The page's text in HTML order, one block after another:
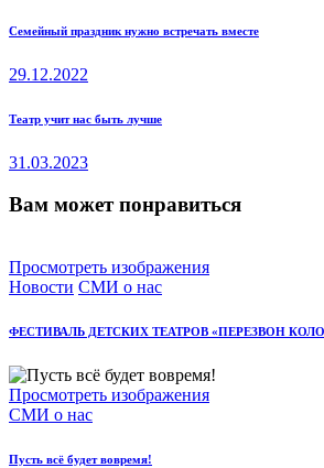
Навигация
по
пред.
Семейный праздник нужно встречать вместе
29.12.2022
след.
Театр учит нас быть лучше
31.03.2023
Вам может понравиться
Просмотреть изображения
Новости СМИ о нас
ФЕСТИВАЛЬ ДЕТСКИХ ТЕАТРОВ «ПЕРЕЗВОН
Просмотреть изображения
СМИ о нас
Пусть всё будет вовремя!